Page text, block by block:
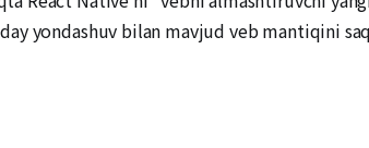
yondashuv bilan mavjud veb mantiqini